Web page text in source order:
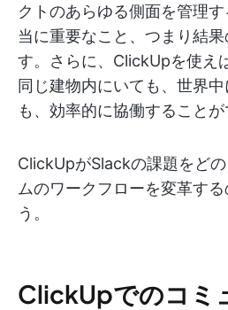
クトのあらゆる側面を管理
当に重要なこと、つまり結
す。さらに、ClickUpを使え
同じ建物内にいても、世界
も、効率的に協働することが
ClickUpがSlackの課題をど
ムのワークフローを変革す
う。
ClickUpでのコミ